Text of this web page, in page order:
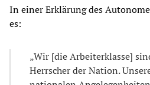
In einer Erklärung des
es:
„Wir [die Arbeiterklasse]
Herrscher der Nation.